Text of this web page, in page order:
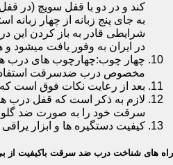
به جای پنج زبانه از چهار
شرایطی قادر به باز کردن این
در ایران به وفور یافت میشود
چهار چوب:چهارچوب های درب
مخصوص درب ضدسرقت
بعد از رعایت نکات فوق است
لازم به ذکر است که قفل درب
سرقت خود را به صورت ضد
کیفیت دستگیره ها و ابزار
راه های شناخت درب ضد سرقت باکیفیت از